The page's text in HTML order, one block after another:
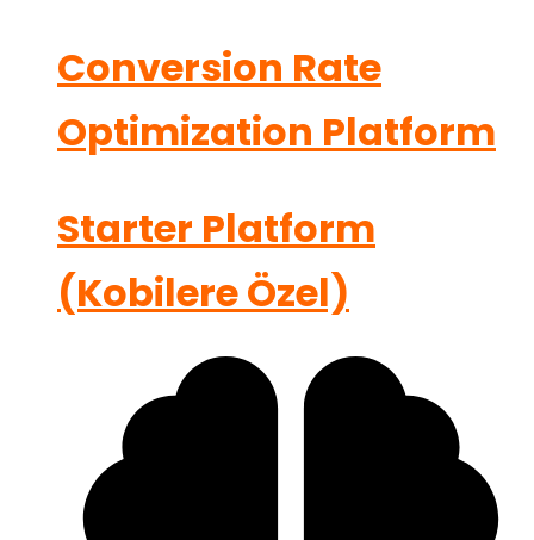
Conversion Rate
Optimization Platform
Starter Platform
(Kobilere Özel)